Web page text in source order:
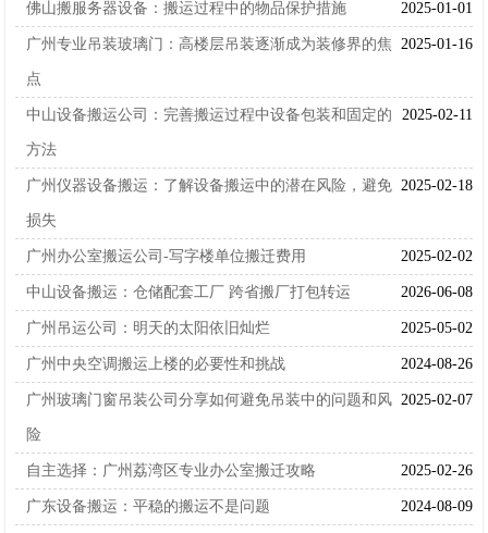
2025-01-01
佛山搬服务器设备：搬运过程中的物品保护措施
2025-01-16
广州专业吊装玻璃门：高楼层吊装逐渐成为装修界的焦
点
2025-02-11
中山设备搬运公司：完善搬运过程中设备包装和固定的
方法
2025-02-18
广州仪器设备搬运：了解设备搬运中的潜在风险，避免
损失
2025-02-02
广州办公室搬运公司-写字楼单位搬迁费用
2026-06-08
中山设备搬运：仓储配套工厂 跨省搬厂打包转运
2025-05-02
广州吊运公司：明天的太阳依旧灿烂
2024-08-26
广州中央空调搬运上楼的必要性和挑战
2025-02-07
广州玻璃门窗吊装公司分享如何避免吊装中的问题和风
险
2025-02-26
自主选择：广州荔湾区专业办公室搬迁攻略
2024-08-09
广东设备搬运：平稳的搬运不是问题